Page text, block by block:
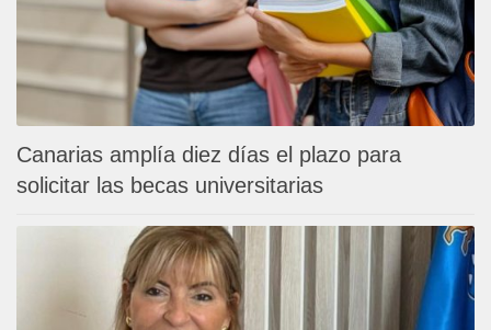
Canarias amplía diez días el plazo para
solicitar las becas universitarias